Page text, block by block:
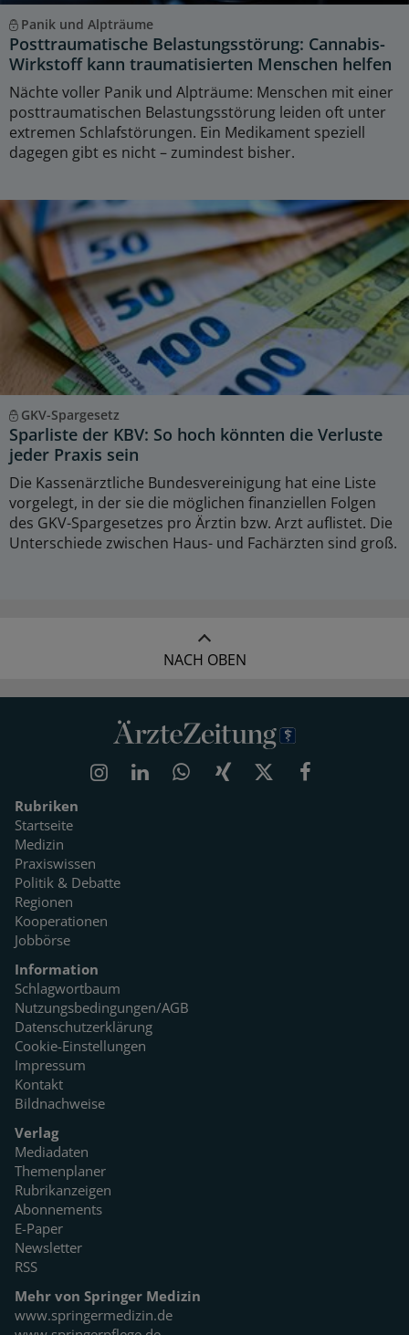
Panik und Alpträume
Posttraumatische Belastungsstörung: Cannabis-
Wirkstoff kann traumatisierten Menschen helfen
Nächte voller Panik und Alpträume: Menschen mit einer
posttraumatischen Belastungsstörung leiden oft unter
extremen Schlafstörungen. Ein Medikament speziell
dagegen gibt es nicht – zumindest bisher.
GKV-Spargesetz
Sparliste der KBV: So hoch könnten die Verluste
jeder Praxis sein
Die Kassenärztliche Bundesvereinigung hat eine Liste
vorgelegt, in der sie die möglichen finanziellen Folgen
des GKV-Spargesetzes pro Ärztin bzw. Arzt auflistet. Die
Unterschiede zwischen Haus- und Fachärzten sind groß.
NACH OBEN
Rubriken
Startseite
Medizin
Praxiswissen
Politik & Debatte
Regionen
Kooperationen
Jobbörse
Information
Schlagwortbaum
Nutzungsbedingungen/AGB
Datenschutzerklärung
Cookie-Einstellungen
Impressum
Kontakt
Bildnachweise
Verlag
Mediadaten
Themenplaner
Rubrikanzeigen
Abonnements
E-Paper
Newsletter
RSS
Mehr von Springer Medizin
www.springermedizin.de